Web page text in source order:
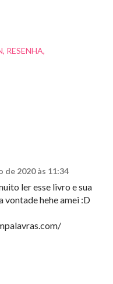
RESENHA
de 2020 às 11:34
ler esse livro e sua
vontade hehe amei :D